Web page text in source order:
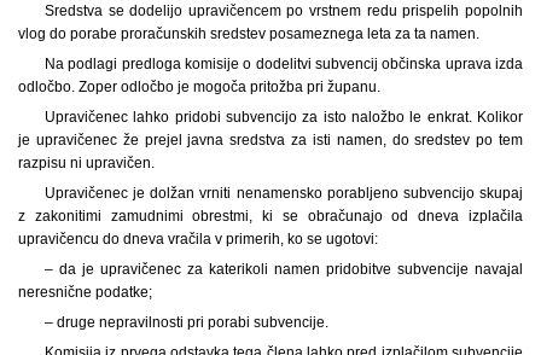
Sredstva se dodelijo upravičencem po vrstnem redu prispelih popolnih
vlog do porabe proračunskih sredstev posameznega leta za ta namen.
Na podlagi predloga komisije o dodelitvi subvencij občinska uprava izda
odločbo. Zoper odločbo je mogoča pritožba pri županu.
Upravičenec lahko pridobi subvencijo za isto naložbo le enkrat. Kolikor
je upravičenec že prejel javna sredstva za isti namen, do sredstev po tem
razpisu ni upravičen.
Upravičenec je dolžan vrniti nenamensko porabljeno subvencijo skupaj
z zakonitimi zamudnimi obrestmi, ki se obračunajo od dneva izplačila
upravičencu do dneva vračila v primerih, ko se ugotovi:
– da je upravičenec za katerikoli namen pridobitve subvencije navajal
neresnične podatke;
– druge nepravilnosti pri porabi subvencije.